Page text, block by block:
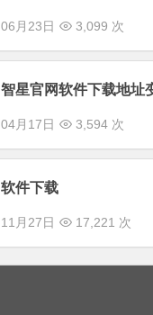
06月23日 3,099 次
智星官网软件下载地址
04月17日 3,594 次
软件下载
11月27日 17,221 次